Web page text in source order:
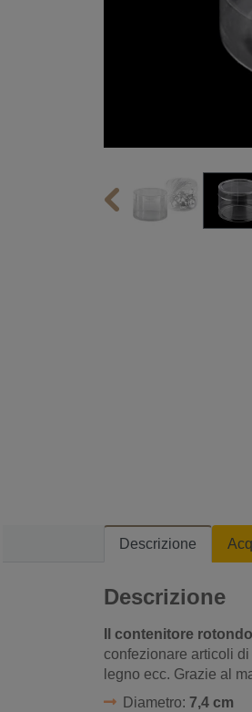
Descrizione
Descrizione
Il contenitore
confezionare articoli di
legno ecc. Grazie al
Diametro: 7,4 cm